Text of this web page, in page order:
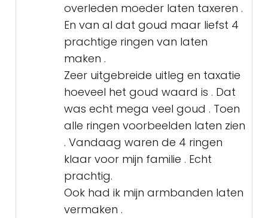
overleden moeder laten taxeren .
En van al dat goud maar liefst 4
prachtige ringen van laten
maken .
Zeer uitgebreide uitleg en taxatie
hoeveel het goud waard is . Dat
was echt mega veel goud . Toen
alle ringen voorbeelden laten zien
. Vandaag waren de 4 ringen
klaar voor mijn familie . Echt
prachtig.
Ook had ik mijn armbanden laten
vermaken .